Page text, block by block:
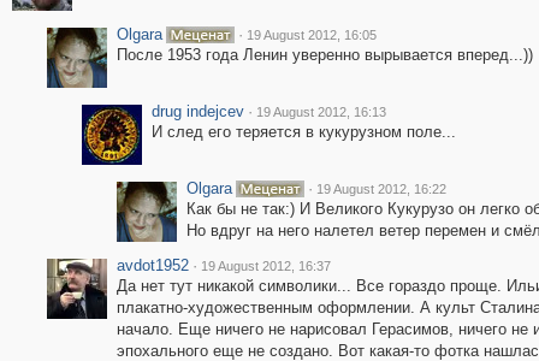
Olgara · 19 August 2012, 16:05
После 1953 года Ленин уверенно вырывается вперед...))
drug indejcev · 19 August 2012, 16:13
И след его теряется в кукурузном поле...
Olgara · 19 August 2012, 16:22
Как бы не так:) И Великого Кукурузо он легко
Но вдруг на него налетел ветер перемен и
avdot1952 · 19 August 2012, 16:37
Да нет тут никакой символики... Все гораздо проще.
плакатно-художественным оформлении. А культ
начало. Еще ничего не нарисовал Герасимов, ничего не
эпохального еще не создано. Вот какая-то фотка